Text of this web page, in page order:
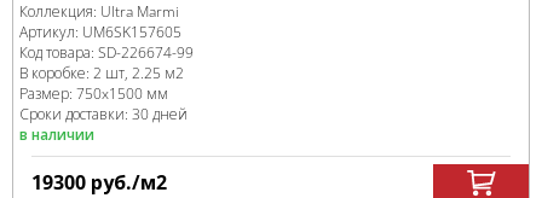
Коллекция: Ultra Marmi
Артикул: UM6SK157605
Код товара: SD-226674-99
В коробке: 2 шт, 2.25 м2
Размер: 750x1500 мм
Сроки доставки: 30 дней
в наличии
19300 руб./м2